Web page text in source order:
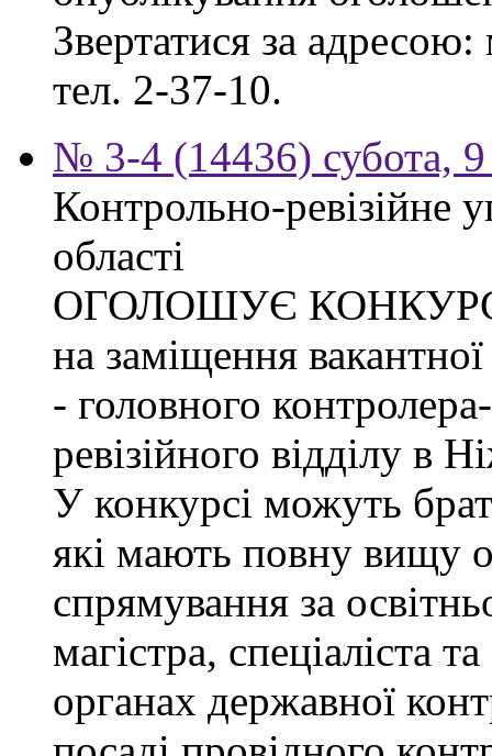
Звертатися за
тел. 2-37-10.
№ 3-4 (14436) субота, 9
Контрольно-ревізійне
області
ОГОЛОШУЄ
на заміщення
- головного
ревізійного відділу в
У конкурсі можуть
які мають повну вищу
спрямування за
магістра, спеціаліста
органах державної